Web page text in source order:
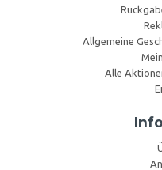
Allgemeine
Alle